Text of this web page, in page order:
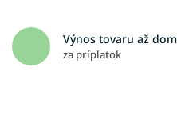
Výnos tovaru až
za príplatok